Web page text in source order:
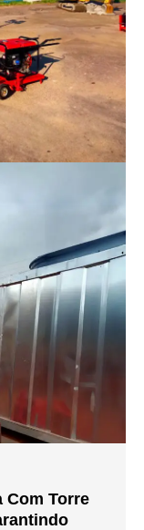
Com Torre